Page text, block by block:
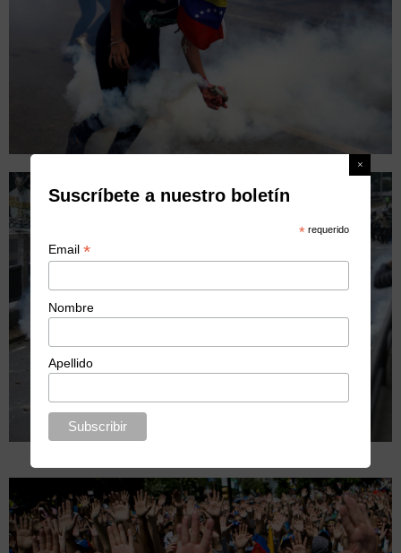
Suscríbete a nuestro boletín
* requerido
Email*
Nombre
Apellido